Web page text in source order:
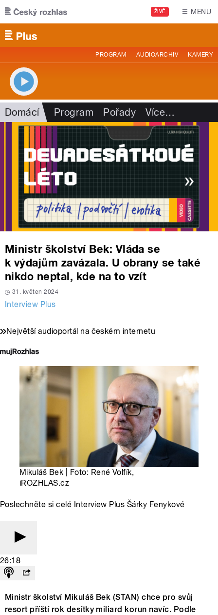
Přejít k hlavnímu obsahu
ŽIVĚ MENU
PROGRAM AUDIOARCHIV KAMERY
Domácí Program Pořady Více…
Ministr školství Bek: Vláda se
k výdajům zavázala. U obrany se také
nikdo neptal, kde na to vzít
31. květen 2024
Interview Plus
Největší audioportál na českém internetu
Mikuláš Bek | Foto: René Volfík,
iROZHLAS.cz
Poslechněte si celé Interview Plus Šárky Fenykové
26:18
Ministr školství Mikuláš Bek (STAN) chce pro svůj
resort příští rok desítky miliard korun navíc. Podle